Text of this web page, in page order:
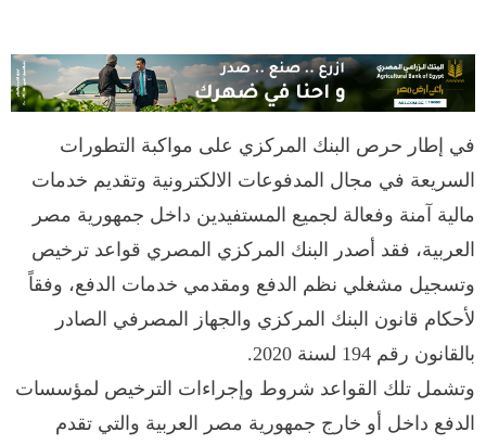
في إطار حرص البنك المركزي على مواكبة التطورات
السريعة في مجال المدفوعات الالكترونية وتقديم خدمات
مالية آمنة وفعالة لجميع المستفيدين داخل جمهورية مصر
العربية، فقد أصدر البنك المركزي المصري قواعد ترخيص
وتسجيل مشغلي نظم الدفع ومقدمي خدمات الدفع، وفقاً
لأحكام قانون البنك المركزي والجهاز المصرفي الصادر
بالقانون رقم 194 لسنة 2020.
وتشمل تلك القواعد شروط وإجراءات الترخيص لمؤسسات
الدفع داخل أو خارج جمهورية مصر العربية والتي تقدم